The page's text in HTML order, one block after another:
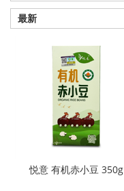
最新
悦意 有机赤小豆 350g